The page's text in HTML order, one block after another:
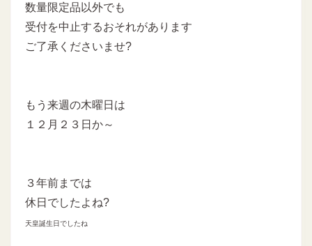
数量限定品以外でも
受付を中止するおそれがあります
ご了承くださいませ?
もう来週の木曜日は
１２月２３日か～
３年前までは
休日でしたよね?
天皇誕生日でしたね